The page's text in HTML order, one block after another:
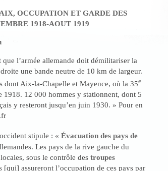
OCCUPATION ET GARDE DES
1918-AOUT 1919
l’armée allemande doit démilitariser la
une bande neutre de 10 km de largeur.
dont Aix-la-Chapelle et Mayence, où la 35e
12 000 hommes y stationnent, dont 5
y resteront jusqu’en juin 1930. » Pour en
stipule : « Évacuation des pays de
Les pays de la rive gauche du
sous le contrôle des troupes
assureront l’occupation de ces pays par